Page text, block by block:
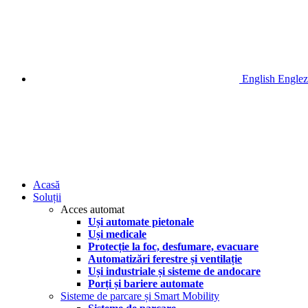
English
Acasă
Soluții
Acces automat
Uși automate pietonale
Uși medicale
Protecție la foc, desfumare, evacuare
Automatizări ferestre și ventilație
Uși industriale și sisteme de andocare
Porți și bariere automate
Sisteme de parcare și Smart Mobility